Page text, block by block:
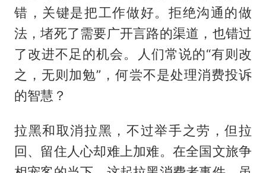
错，关键是把工作做好。拒绝沟通的做
法，堵死了需要广开言路的渠道，也错过
了改进不足的机会。人们常说的“有则改
之，无则加勉”，何尝不是处理消费投诉
的智慧？
拉黑和取消拉黑，不过举手之劳，但拉
回、留住人心却难上加难。在全国文旅争